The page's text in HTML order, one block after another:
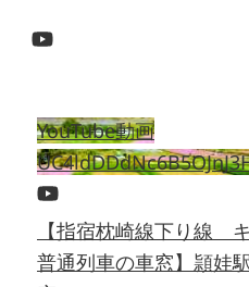
YouTube動画
【指宿枕崎線下り線
普通列車の車窓】頴娃